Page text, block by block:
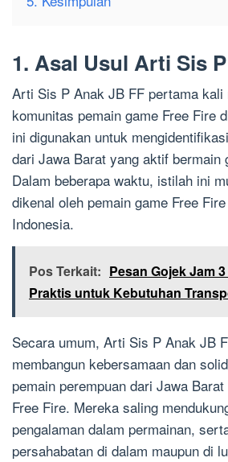
1. Asal Usul Arti Sis
Arti Sis P Anak JB FF pertama kali
komunitas pemain game Free Fire
ini digunakan untuk
dari Jawa Barat yang aktif bermain
Dalam beberapa waktu, istilah ini
dikenal oleh pemain game Free
Indonesia.
Pos Terkait: Pesan Gojek Jam
Praktis untuk Kebutuhan
Secara umum, Arti Sis P Anak JB
membangun kebersamaan dan
pemain perempuan dari Jawa
Free Fire. Mereka saling
pengalaman dalam permainan,
persahabatan di dalam maupun di